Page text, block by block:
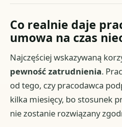
Co realnie daje
umowa na czas
Najczęściej wskazywaną
pewność zatrudnienia.
od tego, czy pracodawca
kilka miesięcy, bo stosunek
nie zostanie rozwiązany